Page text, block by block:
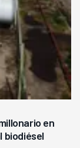
en
biodiésel